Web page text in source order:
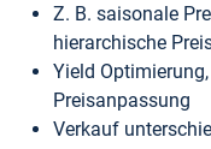
Z. B. saisonale
hierarchische
Yield
Preisanpassung
Verkauf